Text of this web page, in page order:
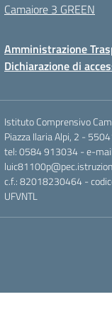
Camaiore 3 GREEN
Amministrazione
Dichiarazione di
Istituto Comprensivo
Piazza Ilaria Alpi, 2 -
tel: 0584 913034 - e-
c.f.: 82018230464 -
UFVNTL